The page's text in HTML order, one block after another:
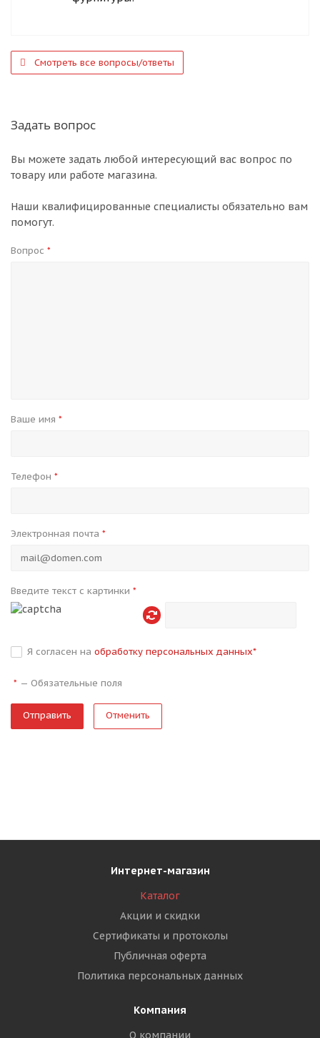
Смотреть все вопросы/ответы
Задать вопрос
Вы можете задать любой интересующий вас вопрос по
товару или работе магазина.
Наши квалифицированные специалисты обязательно вам
помогут.
Вопрос *
Ваше имя *
Телефон *
Электронная почта *
Введите текст с картинки *
Я согласен на обработку персональных данных*
* — Обязательные поля
Отменить
Интернет-магазин
Каталог
Акции и скидки
Сертификаты и протоколы
Публичная оферта
Политика персональных данных
Компания
О компании